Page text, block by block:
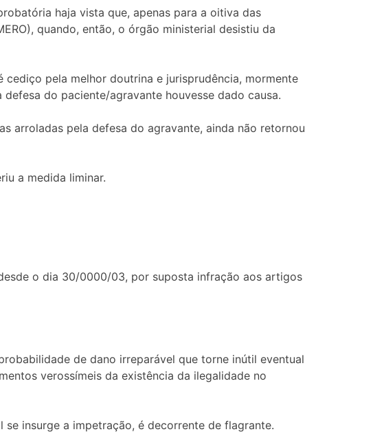
haja vista que, apenas para a oitiva das
quando, então, o órgão ministerial desistiu da
pela melhor doutrina e jurisprudência, mormente
do paciente/agravante houvesse dado causa.
arroladas pela defesa do agravante, ainda não retornou
a medida liminar.
o dia 30/0000/03, por suposta infração aos artigos
de dano irreparável que torne inútil eventual
verossímeis da existência da ilegalidade no
insurge a impetração, é decorrente de flagrante.